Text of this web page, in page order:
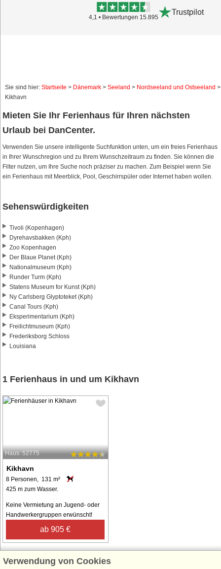
4,1 • Bewertungen 15.895
Trustpilot
Sie sind hier: Startseite > Dänemark > Seeland > Nordseeland und Ostseeland >
Kikhavn
Mieten Sie Ihr Ferienhaus für Ihren nächsten
Urlaub bei DanCenter.
Verwenden Sie unsere intelligente Suchfunktion unten, um ein freies Ferienhaus
in Ihrer Wunschregion und zu Ihrem Wunschzeitraum zu finden. Sie können die
Filter nutzen, um Ihre Suche noch präziser zu machen. Zum Beispiel wenn Sie
ein Ferienhaus mit Meerblick, Pool, Geschirrspüler oder Internet haben wollen.
Sehenswürdigkeiten
Tivoli (Kopenhagen)
Dyrehavsbakken (Kph)
Zoo Kopenhagen
Der Blaue Planet (Kph)
Nationalmuseum (Kph)
Runder Turm (Kph)
Statens Museum for Kunst (Kph)
Ny Carlsberg Glyptoteket (Kph)
Canal Tours (Kph)
Eksperimentarium (Kph)
Freilichtmuseum (Kph)
Frederiksborg Schloss
Louisiana
1 Ferienhaus in und um Kikhavn
Haus: 52775
Kikhavn
8 Personen, 131 m²
425 m zum Wasser.
Keine Vermietung an Jugend- oder
Handwerkergruppen erwünscht!
ab 905 €
Verwendung von Cookies